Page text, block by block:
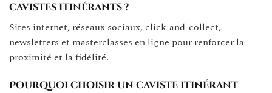
cavistes itinérants ?
Sites internet, réseaux sociaux, click-and-collect,
newsletters et masterclasses en ligne pour renforcer la
proximité et la fidélité.
Pourquoi choisir un caviste itinérant